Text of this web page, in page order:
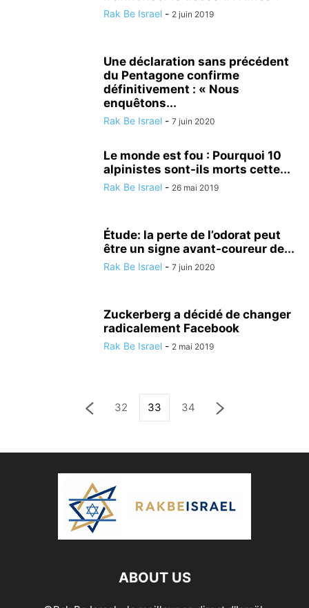
Rak Be Israel - 2 juin 2019
Une déclaration sans précédent
du Pentagone confirme
définitivement : « Nous
enquêtons...
Rak Be Israel - 7 juin 2020
Le monde est fou : Pourquoi 10
alpinistes sont-ils morts cette...
Rak Be Israel - 26 mai 2019
Étude: la perte de l’odorat peut
être un signe avant-coureur de...
Rak Be Israel - 7 juin 2020
Zuckerberg a décidé de changer
radicalement Facebook
Rak Be Israel - 2 mai 2019
32 33 34
ABOUT US